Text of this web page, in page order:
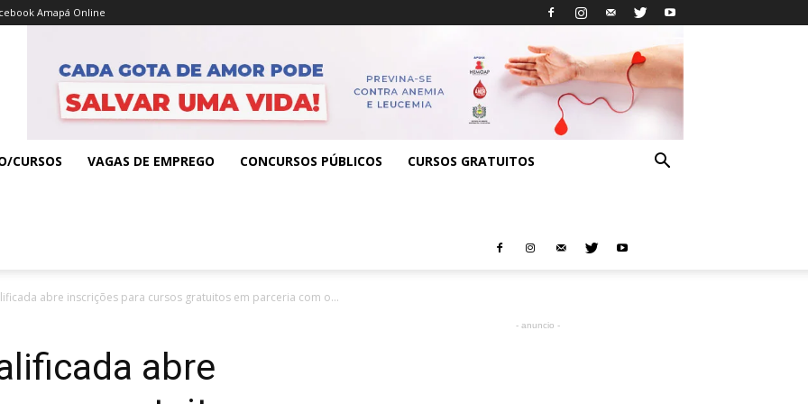
Amapá Online
CURSOS VAGAS DE EMPREGO CONCURSOS PÚBLICOS CURSOS GRATUITOS
abre inscrições para cursos gratuitos em parceria com o...
abre
- anuncio -